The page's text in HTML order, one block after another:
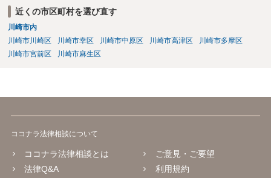
近くの市区町村を選び直す
川崎市内
川崎市川崎区
川崎市幸区 川崎市中原区 川崎市高津区
川崎市多摩区
川崎市宮前区
川崎市麻生区
ココナラ法律相談について
ココナラ法律相談とは
法律Q&A
ご意見・ご要望
利用規約